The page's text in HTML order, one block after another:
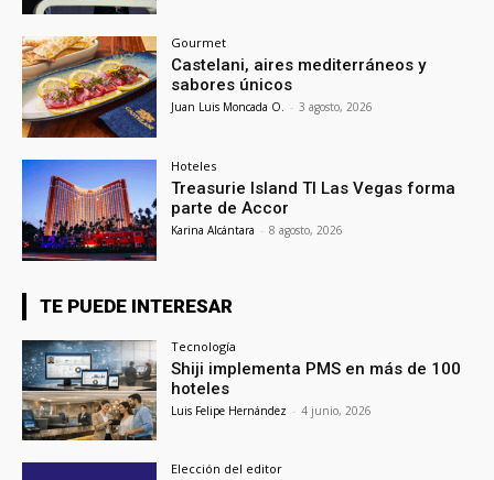
Gourmet
Castelani, aires mediterráneos y
sabores únicos
Juan Luis Moncada O. - 3 agosto, 2026
Hoteles
Treasurie Island TI Las Vegas forma
parte de Accor
Karina Alcántara - 8 agosto, 2026
TE PUEDE INTERESAR
Tecnología
Shiji implementa PMS en más de 100
hoteles
Luis Felipe Hernández - 4 junio, 2026
Elección del editor